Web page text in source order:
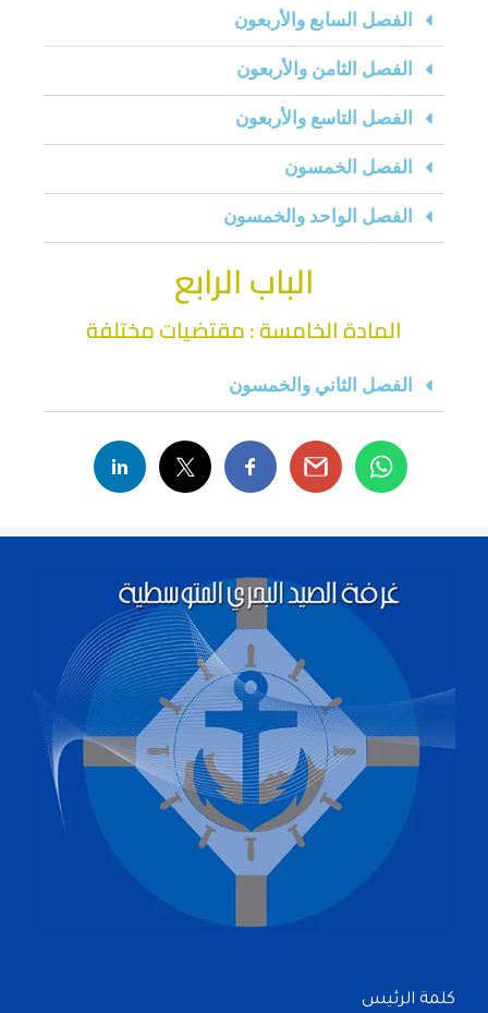
الفصل السابع والأربعون
الفصل الثامن والأربعون
الفصل التاسع والأربعون
الفصل الخمسون
الفصل الواحد والخمسون
الباب الرابع
المادة الخامسة : مقتضيات مختلفة
الفصل الثاني والخمسون
كلمة الرئيس